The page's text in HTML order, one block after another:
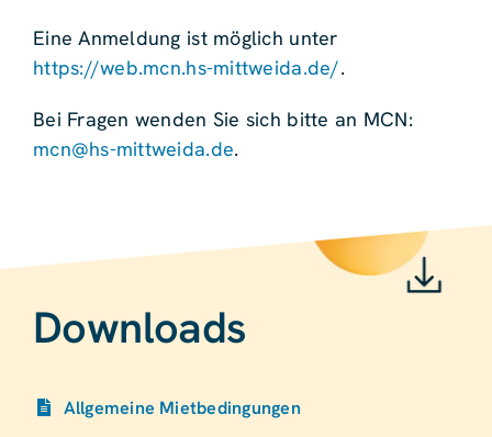
Eine Anmeldung ist möglich unter
https://web.mcn.hs-mittweida.de/.
Bei Fragen wenden Sie sich bitte an MCN:
mcn@hs-mittweida.de.
Downloads
Allgemeine Mietbedingungen